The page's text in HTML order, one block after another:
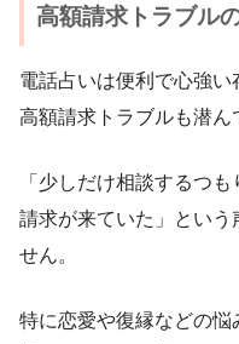
高額請求トラブル
電話占いは便利で心強
高額請求トラブルも潜ん
「少しだけ相談するつ
請求が来ていた」という
せん。
特に恋愛や復縁などの悩